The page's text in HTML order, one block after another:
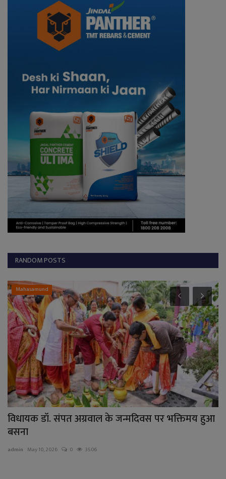
RANDOM POSTS
Mahasamund
विधायक डॉ. संपत अग्रवाल के जन्मदिवस पर भक्तिमय हुआ
बसना
admin May 10, 2026 0 3506